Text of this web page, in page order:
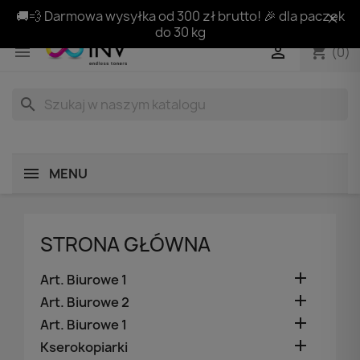
🚚💨 Darmowa wysyłka od 300 zł brutto! 🎉 dla paczek
do 30 kg
 shopping_cart(0)

search
MENU
STRONA GŁÓWNA
Art. Biurowe 1 
Art. Biurowe 2 
Art. Biurowe 1 
Kserokopiarki 